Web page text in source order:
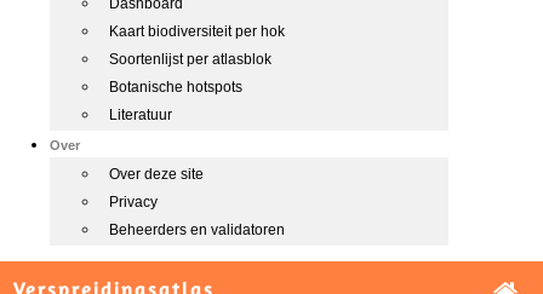
Dashboard
Kaart biodiversiteit per hok
Soortenlijst per atlasblok
Botanische hotspots
Literatuur
Over
Over deze site
Privacy
Beheerders en validatoren